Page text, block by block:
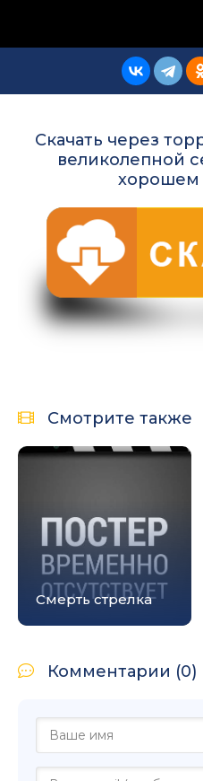
Скачать через
великолепной
хорошем
Смотрите также
Смерть стрелка
Комментарии (0)